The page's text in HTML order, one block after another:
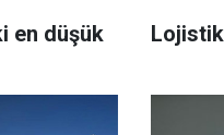
en düşük